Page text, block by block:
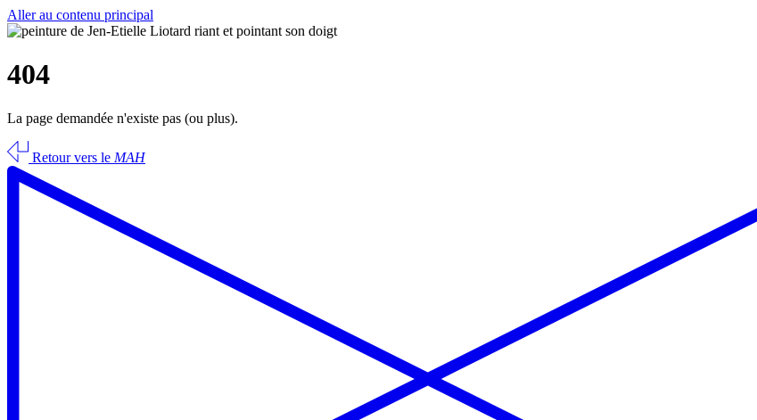
Aller au contenu principal
404
La page demandée n'existe pas (ou plus).
Retour vers le MAH